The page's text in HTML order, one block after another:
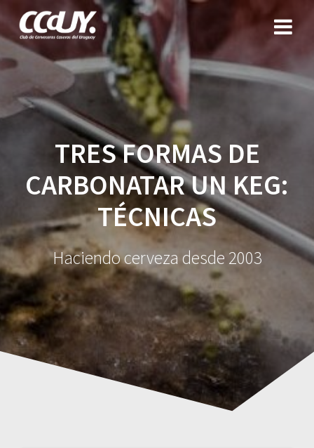
Saltar
contenido
TRES FORMAS DE
CARBONATAR UN KEG:
TÉCNICAS
Haciendo cerveza desde 2003